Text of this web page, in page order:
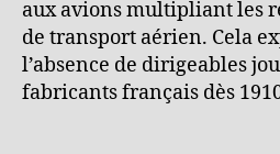
aux avions multipliant les
de transport aérien. Cela
l’absence de dirigeables
fabricants français dès